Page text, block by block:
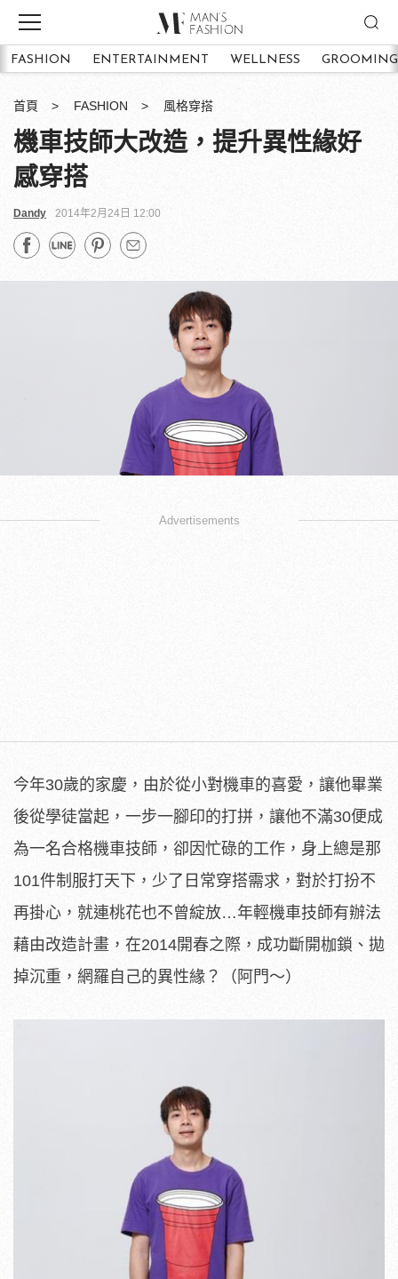
FASHION ENTERTAINMENT WELLNESS GROOMING
首頁 FASHION 風格穿搭
機車技師大改造，提升異性緣好
感穿搭
Dandy 2014年2月24日 12:00
Advertisements
今年30歲的家慶，由於從小對機車的喜愛，讓他畢業
後從學徒當起，一步一腳印的打拼，讓他不滿30便成
為一名合格機車技師，卻因忙碌的工作，身上總是那
101件制服打天下，少了日常穿搭需求，對於打扮不
再掛心，就連桃花也不曾綻放…年輕機車技師有辦法
藉由改造計畫，在2014開春之際，成功斷開枷鎖、拋
掉沉重，網羅自己的異性緣？（阿門～）